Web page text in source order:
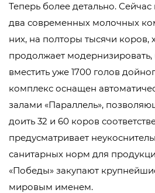
Теперь более детально.
два современных молочных
них, на полторы тысячи коров,
продолжает
вместить уже 1700 голов
комплекс оснащен
залами «Параллель»,
доить 32 и 60 коров
предусматривает
санитарных норм для
«Победы» закупают
мировым именем.